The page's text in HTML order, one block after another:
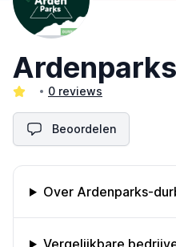
0 reviews
Beoordelen
Omschrijving bedrijf
Over Ardenparks-
Vergelijkbare